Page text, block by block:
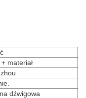
materiał
dźwigowa